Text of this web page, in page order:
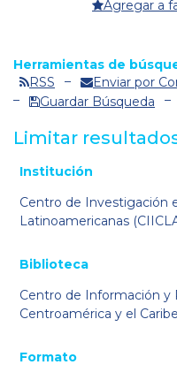
Agregar a
Herramientas de
RSS
Enviar por
Guardar Búsqueda
Limitar
La página se volverá a
Institución
Centro de Investigación
Latinoamericanas
Biblioteca
Centro de Información y
Centroamérica y el
Formato